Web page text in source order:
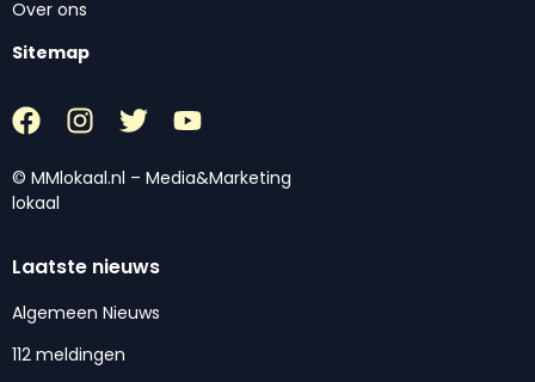
Over ons
Sitemap
© MMlokaal.nl – Media&Marketing
lokaal
Laatste nieuws
Algemeen Nieuws
112 meldingen